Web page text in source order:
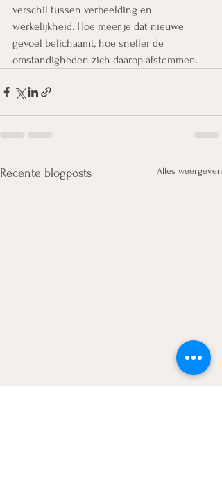
verschil tussen verbeelding en
werkelijkheid. Hoe meer je dat nieuwe
gevoel belichaamt, hoe sneller de
omstandigheden zich daarop afstemmen.
Recente blogposts Alles weergeven